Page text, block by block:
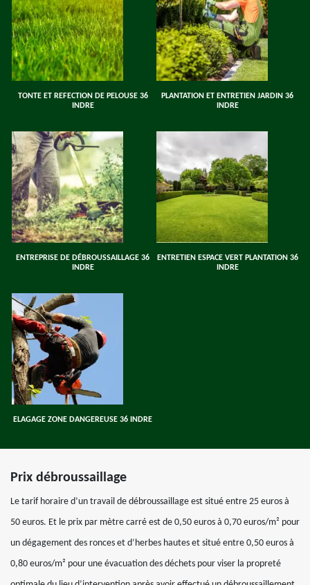
TONTE ET REFECTION DE PELOUSE 36
INDRE
PLANTATION ET ENTRETIEN JARDIN 36
INDRE
ENTREPRISE DE DÉBROUSSAILLAGE 36
INDRE
ENTRETIEN ESPACE VERT PLANTATION 36
INDRE
ELAGAGE ZONE DANGEREUSE 36 INDRE
Prix débroussaillage
Le tarif horaire d’un travail de débroussaillage est situé entre 25 euros à
50 euros. Et le prix par mètre carré est de 0,50 euros à 0,70 euros/m² pour
un dégagement des ronces et d’herbes hautes et situé entre 0,50 euros à
0,80 euros/m² pour une évacuation des déchets pour viser la propreté